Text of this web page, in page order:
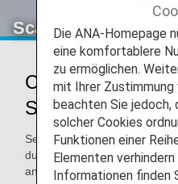
Scandinavian
Codeshare-
Scandinavian
Services für Codeshare-
durchführenden
angegeben angeboten.
Die ANA-Homepage
eine komfortablere
zu ermöglichen.
mit Ihrer
beachten Sie jedoch,
solcher Cookies
Funktionen einer
Elementen
Informationen finden